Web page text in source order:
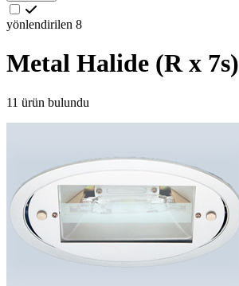
yönlendirilen 8
Metal Halide (R x 7s)
11 ürün bulundu